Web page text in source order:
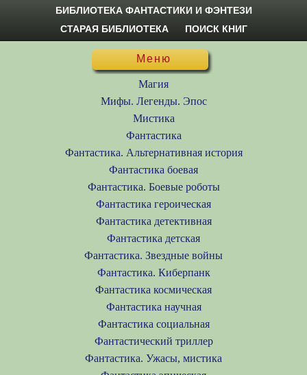
БИБЛИОТЕКА ФАНТАСТИКИ И ФЭНТЕЗИ
СТАРАЯ БИБЛИОТЕКА
ПОИСК КНИГ
Меню
Магия
Мифы. Легенды. Эпос
Мистика
Фантастика
Фантастика. Альтернативная история
Фантастика боевая
Фантастика. Боевые роботы
Фантастика героическая
Фантастика детективная
Фантастика детская
Фантастика. Звездные войны
Фантастика. Киберпанк
Фантастика космическая
Фантастика научная
Фантастика социальная
Фантастический триллер
Фантастика. Ужасы, мистика